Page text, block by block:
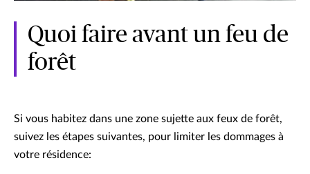
Quoi faire avant un feu de
forêt
Si vous habitez dans une zone sujette aux feux de forêt,
suivez les étapes suivantes, pour limiter les dommages à
votre résidence: